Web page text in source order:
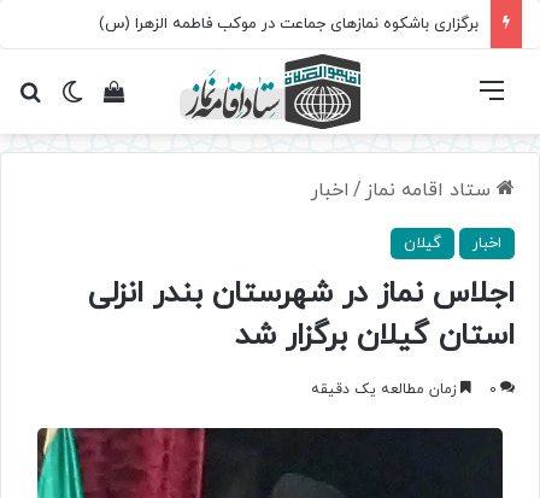
برگزاری باشکوه نمازهای جماعت در موکب فاطمه الزهرا (س)
تغییرمشاهده فهرست
ستاد اقامه نماز / اخبار
اخبار گیلان
اجلاس نماز در شهرستان بندر انزلی
استان گیلان برگزار شد
0 زمان مطالعه یک دقیقه